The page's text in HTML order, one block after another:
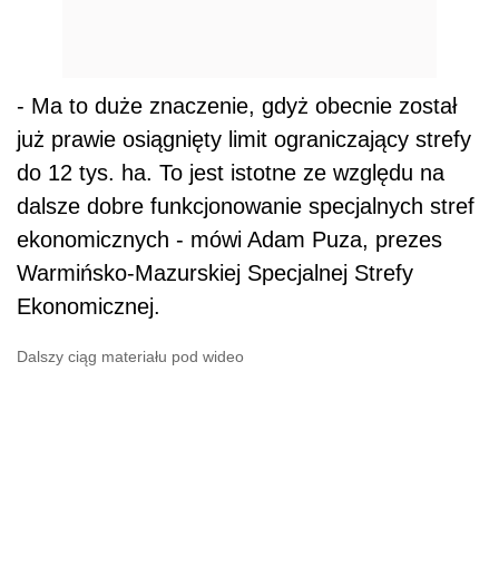
- Ma to duże znaczenie, gdyż obecnie został
już prawie osiągnięty limit ograniczający strefy
do 12 tys. ha. To jest istotne ze względu na
dalsze dobre funkcjonowanie specjalnych stref
ekonomicznych - mówi Adam Puza, prezes
Warmińsko-Mazurskiej Specjalnej Strefy
Ekonomicznej.
Dalszy ciąg materiału pod wideo